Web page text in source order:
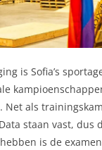
is Sofia’s
Net als
staan vast, dus
is de